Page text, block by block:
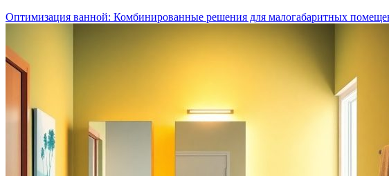
Оптимизация ванной: Комбинированные решения для малогабаритных